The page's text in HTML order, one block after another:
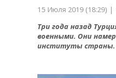
15 Июля 2019 (18:29) |
Три года назад
военными. Они
институты страны.